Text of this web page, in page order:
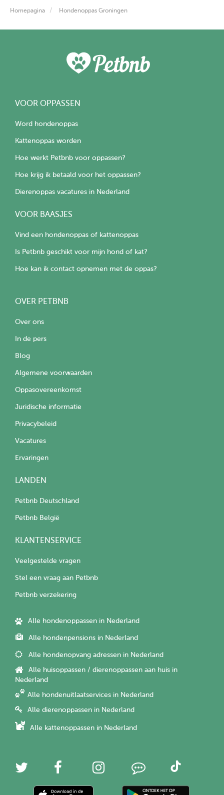
Homepagina Hondenoppas Groningen
VOOR OPPASSEN
Word hondenoppas
Kattenoppas worden
Hoe werkt Petbnb voor oppassen?
Hoe krijg ik betaald voor het oppassen?
Dierenoppas vacatures in Nederland
VOOR BAASJES
Vind een hondenoppas of kattenoppas
Is Petbnb geschikt voor mijn hond of kat?
Hoe kan ik contact opnemen met de oppas?
OVER PETBNB
Over ons
In de pers
Blog
Algemene voorwaarden
Oppasovereenkomst
Juridische informatie
Privacybeleid
Vacatures
Ervaringen
LANDEN
Petbnb Deutschland
Petbnb België
KLANTENSERVICE
Veelgestelde vragen
Stel een vraag aan Petbnb
Petbnb verzekering
Alle hondenoppassen in Nederland
Alle hondenpensions in Nederland
Alle hondenopvang adressen in Nederland
Alle huisoppassen / dierenoppassen aan huis in
Nederland
Alle hondenuitlaatservices in Nederland
Alle dierenoppassen in Nederland
Alle kattenoppassen in Nederland